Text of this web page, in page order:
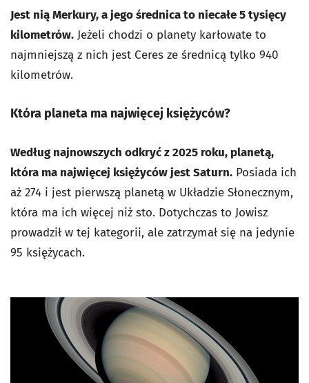
Jest nią Merkury, a jego średnica to niecałe 5 tysięcy
kilometrów. Jeżeli chodzi o planety karłowate to
najmniejszą z nich jest Ceres ze średnicą tylko 940
kilometrów.
Która planeta ma najwięcej księżyców?
Według najnowszych odkryć z 2025 roku, planetą,
która ma najwięcej księżyców jest Saturn. Posiada ich
aż 274 i jest pierwszą planetą w Układzie Słonecznym,
która ma ich więcej niż sto. Dotychczas to Jowisz
prowadził w tej kategorii, ale zatrzymał się na jedynie
95 księżycach.